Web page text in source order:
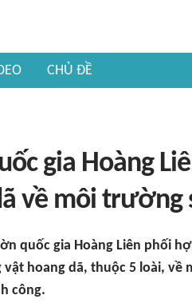
CHỦ ĐỀ
gia Hoàng
về môi trường
quốc gia Hoàng Liên phối
vật hoang dã, thuộc 5 loài,
công.